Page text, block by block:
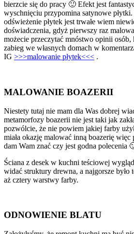
bierzcie się do pracy 🙂 Efekt jest
wyschnięciu przypomina satynowe
odświeżenie płytek jest trwałe wiem
doświadczenia, gdyż pierwszy raz
możecie przeczytać mnóstwo opinii osób,
zabieg we własnych domach w
IG >>>malowanie płytek<<< .
MALOWANIE BOAZERII
Niestety tutaj nie mam dla Was dobrej
metamorfozy boazerii nie jest taki jak
pozwólcie, że nie powiem jakiej farby
miała okazję malować inną boazerię więc
dam Wam znać czy jest godna polecenia
Ściana z desek w kuchni teściowej
widać struktury drewna, a najgorsze było
aż cztery warstwy farby.
ODNOWIENIE BLATU